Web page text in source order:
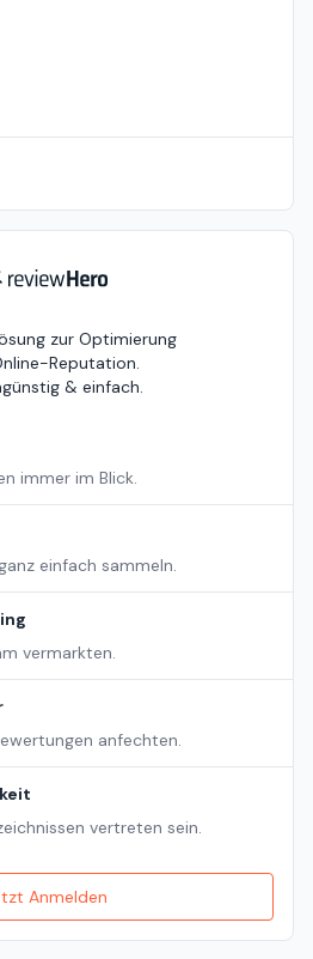
zur Optimierung
Reputation.
& einfach.
immer im Blick.
einfach sammeln.
vermarkten.
anfechten.
vertreten sein.
Anmelden